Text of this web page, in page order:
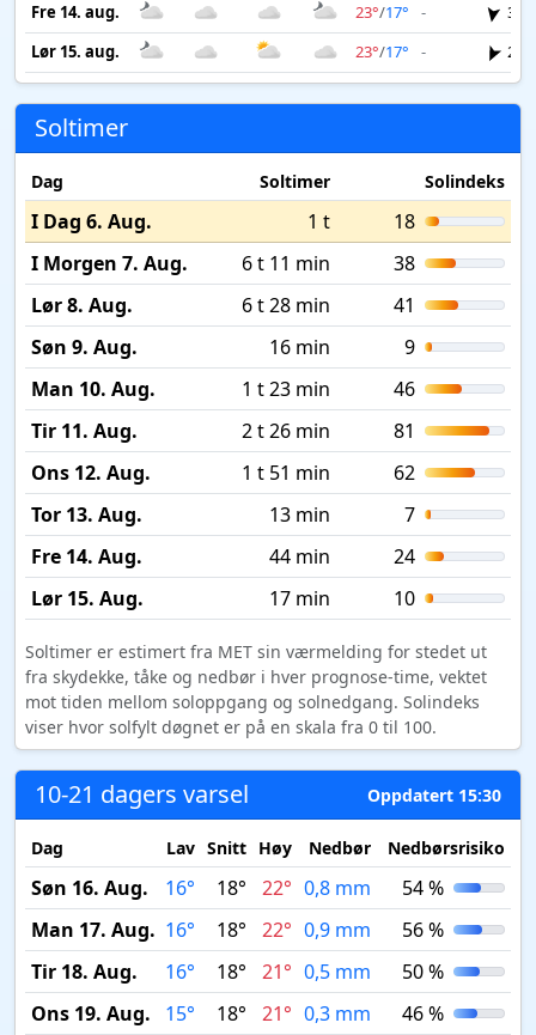
Fre 14. aug.
23°/17° -
3
Lør 15. aug.
23°/17° - 2
Soltimer
Dag Soltimer Solindeks
I Dag 6. Aug. 1 t
18
I Morgen 7. Aug.
6 t 11 min
38
Lør 8. Aug.
6 t 28 min
41
Søn 9. Aug.
16 min
9
Man 10. Aug.
1 t 23 min
46
Tir 11. Aug.
2 t 26 min
81
Ons 12. Aug.
1 t 51 min
62
Tor 13. Aug.
13 min
7
Fre 14. Aug.
44 min
24
Lør 15. Aug.
17 min 10
Soltimer er estimert fra MET sin værmelding for stedet ut
fra skydekke, tåke og nedbør i hver prognose-time, vektet
mot tiden mellom soloppgang og solnedgang. Solindeks
viser hvor solfylt døgnet er på en skala fra 0 til 100.
10-21 dagers varsel Oppdatert 15:30
Dag Lav Snitt Høy Nedbør Nedbørsrisiko
Søn 16. Aug. 16° 18° 22° 0,8 mm
54 %
Man 17. Aug. 16° 18° 22° 0,9 mm
56 %
Tir 18. Aug.
16° 18° 21° 0,5 mm
50 %
Ons 19. Aug.
15° 18° 21° 0,3 mm 46 %